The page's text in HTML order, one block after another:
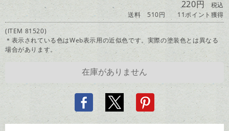
220円 税込
送料 510円
11ポイント獲得
(ITEM 81520)
＊表示されている色はWeb表示用の近似色です。実際の塗装色とは異なる
場合があります。